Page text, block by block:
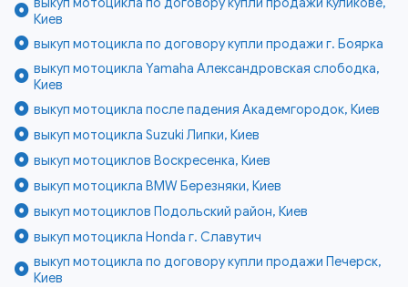
Киев
выкуп мотоцикла по договору купли продажи г. Боярка
выкуп мотоцикла Yamaha Александровская слободка,
Киев
выкуп мотоцикла после падения Академгородок, Киев
выкуп мотоцикла Suzuki Липки, Киев
выкуп мотоциклов Воскресенка, Киев
выкуп мотоцикла BMW Березняки, Киев
выкуп мотоциклов Подольский район, Киев
выкуп мотоцикла Honda г. Славутич
выкуп мотоцикла по договору купли продажи Печерск,
Киев